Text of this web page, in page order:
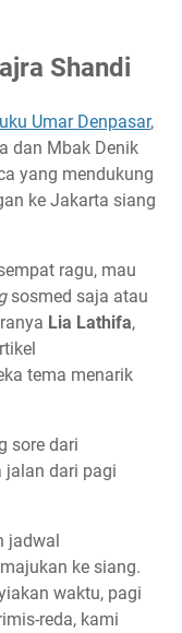
Shandi
Umar Denpasar,
dan Mbak Denik
yang mendukung
ke Jakarta siang
ragu, mau
sosmed saja atau
Lia Lathifa,
tema menarik
sore dari
jalan dari pagi
jadwal
ke siang.
waktu, pagi
reda, kami